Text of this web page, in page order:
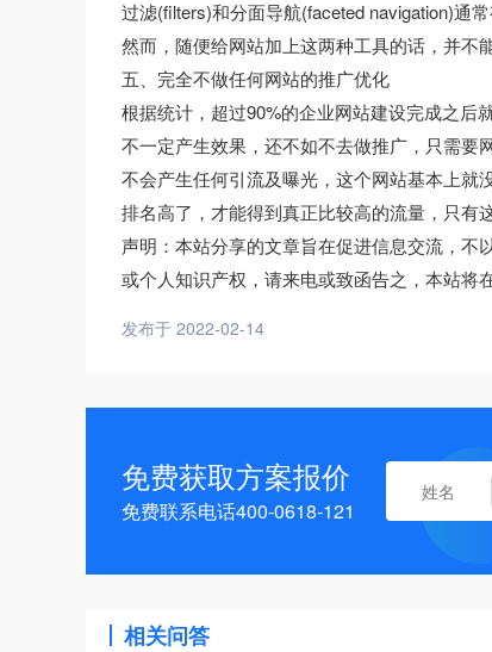
过滤(filters)和分面导航(faceted navigation)通
然而，随便给网站加上这两种工具的话，并不
五、完全不做任何网站的推广优化
根据统计，超过90%的企业网站建设完成之后
不一定产生效果，还不如不去做推广，只需要
不会产生任何引流及曝光，这个网站基本上就
排名高了，才能得到真正比较高的流量，只有
声明：本站分享的文章旨在促进信息交流，不
或个人知识产权，请来电或致函告之，本站将
发布于 2022-02-14
免费获取方案报价
免费联系电话400-0618-121
相关问答